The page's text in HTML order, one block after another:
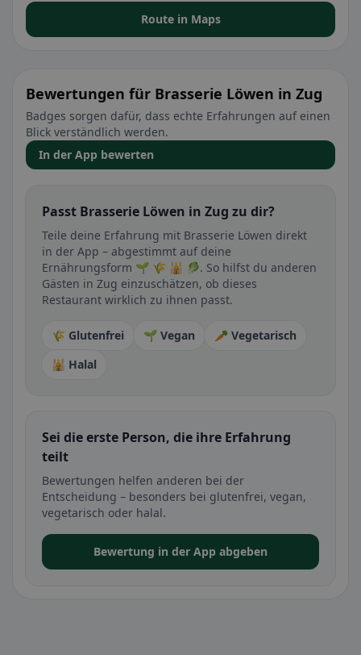
Route in Maps
Bewertungen für Brasserie Löwen in Zug
Badges sorgen dafür, dass echte Erfahrungen auf einen
Blick verständlich werden.
In der App bewerten
Passt Brasserie Löwen in Zug zu dir?
Teile deine Erfahrung mit Brasserie Löwen direkt
in der App – abgestimmt auf deine
Ernährungsform 🌱 🌾 🕌 🥬. So hilfst du anderen
Gästen in Zug einzuschätzen, ob dieses
Restaurant wirklich zu ihnen passt.
🌾 Glutenfrei 🌱 Vegan
🥕 Vegetarisch
🕌 Halal
Sei die erste Person, die ihre Erfahrung
teilt
Bewertungen helfen anderen bei der
Entscheidung – besonders bei glutenfrei, vegan,
vegetarisch oder halal.
Bewertung in der App abgeben